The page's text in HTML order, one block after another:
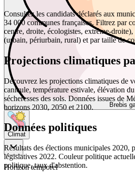
Brebis
Climat
Horizon temporel
Consultez les candidats déclarés aux
34 000 communes françaises. Filtrez par
centre, droite, écologistes, extrême-
(urbain, périurbain, rural) et par taille de
Projections climatiques
Découvrez les projections climatiques de
canicule, température estivale, élévation
sécheresses des sols. Données issues de
horizons 2030, 2050 et 2100.
Données politiques
Résultats des élections municipales 2020,
législatives 2022. Couleur politique
politique, taux d'abstention.